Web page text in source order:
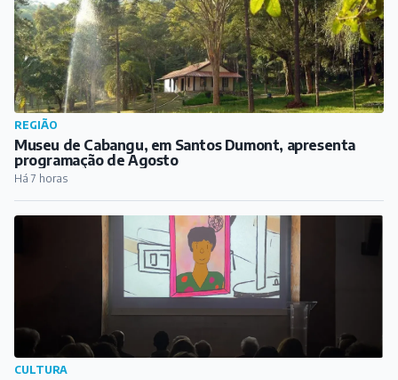
REGIÃO
Museu de Cabangu, em Santos Dumont, apresenta
programação de Agosto
Há 7 horas
CULTURA